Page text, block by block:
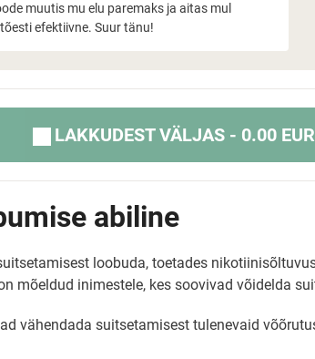
muutis mu elu paremaks ja aitas mul
efektiivne. Suur tänu!
LAKKUDEST VÄLJAS - 0.00 EUR
abiline
loobuda, toetades
mõeldud inimestele, kes soovivad võidelda
vähendada suitsetamisest tulenevaid